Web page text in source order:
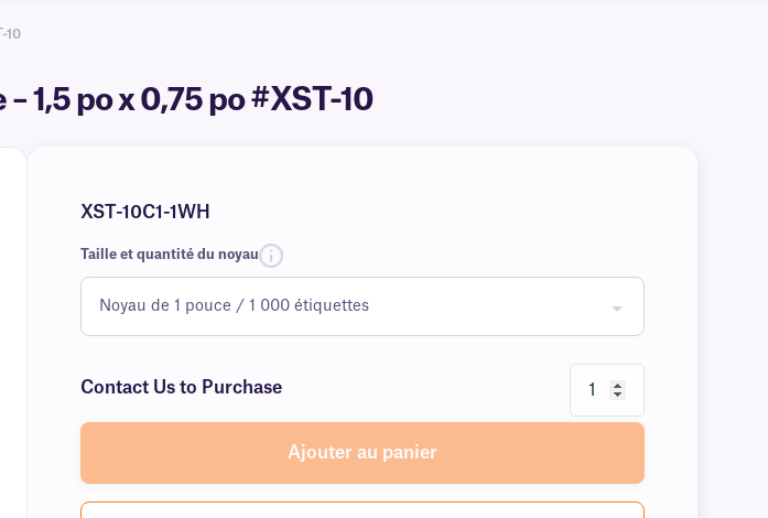
10
1,5 po x 0,75 po #XST-10
XST-10C1-1WH
Taille et quantité du noyau
Contact Us to Purchase
Ajouter au panier